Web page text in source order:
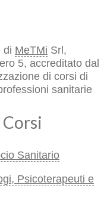
di MeTMi Srl,
5, accreditato dal
di corsi di
sanitarie
Sanitario
Psicoterapeuti e